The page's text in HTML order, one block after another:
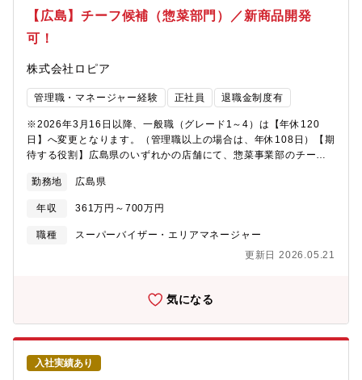
社した場合は、最短2～3ヶ月/平均10～12ヶ月にて、チーフへ昇
格することが可能です。その後は、部長・本部長（最年少28歳で
部長就任事例有）やグループ会社役員・社長（最年少34歳で代表
1000万円以上／チーフ以上平均年収：700万円以上【魅力】「個
店主義」のため、各売り場のチーフが最大限の権利と責任を持
ち、売る商品の選定や仕入れ、売り場構成、販促POP・装飾の考
げ・利益拡大を目指します。チーフになればPB商品の企画開発な
ども携われます。
【広島】チーフ候補（惣菜部門）／新商品開発
可！
株式会社ロピア
管理職・マネージャー経験 正社員 退職金制度有
※2026年3月16日以降、一般職（グレード1～4）は【年休120
日】へ変更となります。（管理職以上の場合は、年休108日）【期
待する役割】広島県のいずれかの店舗にて、惣菜事業部のチーフ
社した場合も、最短2～3ヶ月、平均10～12ヶ月でチーフへ昇格し
ております。※来春、広島エリアに新店舗オープン予定で
す！！！【職務内容】惣菜事業部のチーフとして、地域のお客様
の満足度向上のために、最大限の権利と責任を持ち、売上・利益
商品を買付け、仕入れ、価格を決め、売場作り、商談、販促活動
チーフは、大きな裁量を持って仕事に臨むことができ、プライベ
ートブランド商品の企画開発も手がけることも可能です。メーカ
ーや本部での商品開発でない為、お客様に一番近い距離で、商品
を開発し、喜ばれる様子を間近に見られる仕事ができます。＜惣
菜事業部の特徴＞・ウリは商品一つ一つの独自性です。スタッフ
のひらめきが新商品の開発に繋がり、ロピアでしか買えない価値
勤務地 広島県
年収 361万円～700万円
職種
スーパーバイザー・エリアマネージャー
更新日 2026.05.21
気になる
入社実績あり